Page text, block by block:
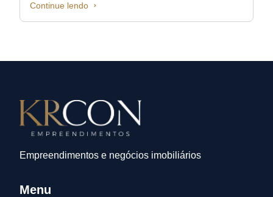
Continue lendo
Empreendimentos e negócios imobiliários
Menu